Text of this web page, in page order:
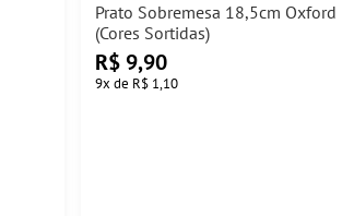
Prato Sobremesa 18,5cm Oxford
(Cores Sortidas)
R$ 9,90
9x de R$ 1,10